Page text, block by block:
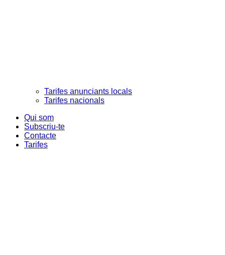
Tarifes anunciants locals
Tarifes nacionals
Qui som
Subscriu-te
Contacte
Tarifes